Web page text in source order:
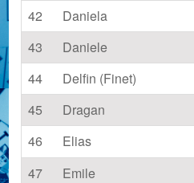
42
Daniela
43
Daniele
44
Delfin (Finet)
45
Dragan
46
Elias
47
Emile